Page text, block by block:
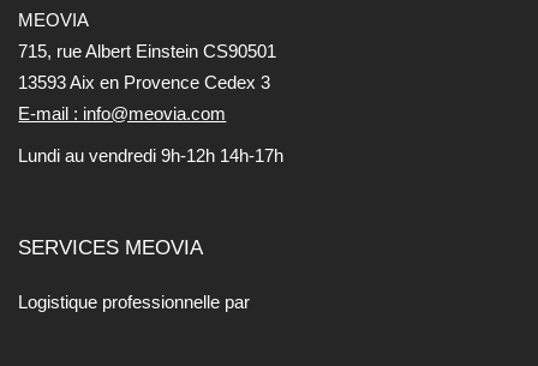
MEOVIA
715, rue Albert Einstein CS90501
13593 Aix en Provence Cedex 3
E-mail : info@meovia.com
Lundi au vendredi 9h-12h 14h-17h
SERVICES MEOVIA
Logistique professionnelle par